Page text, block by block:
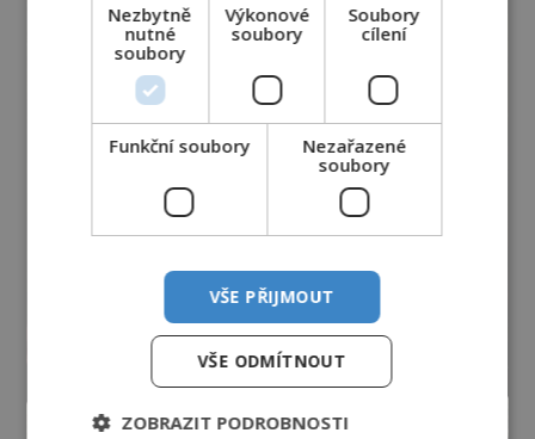
Nezbytně
nutné
soubory
Výkonové
soubory
Soubory
cílení
Funkční soubory
Nezařazené
soubory
VŠE PŘIJMOUT
VŠE ODMÍTNOUT
ZOBRAZIT PODROBNOSTI